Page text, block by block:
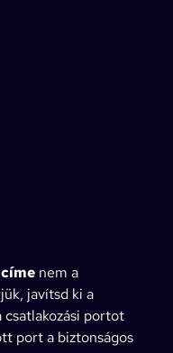
nem a
javítsd ki a
portot
port a biztonságos